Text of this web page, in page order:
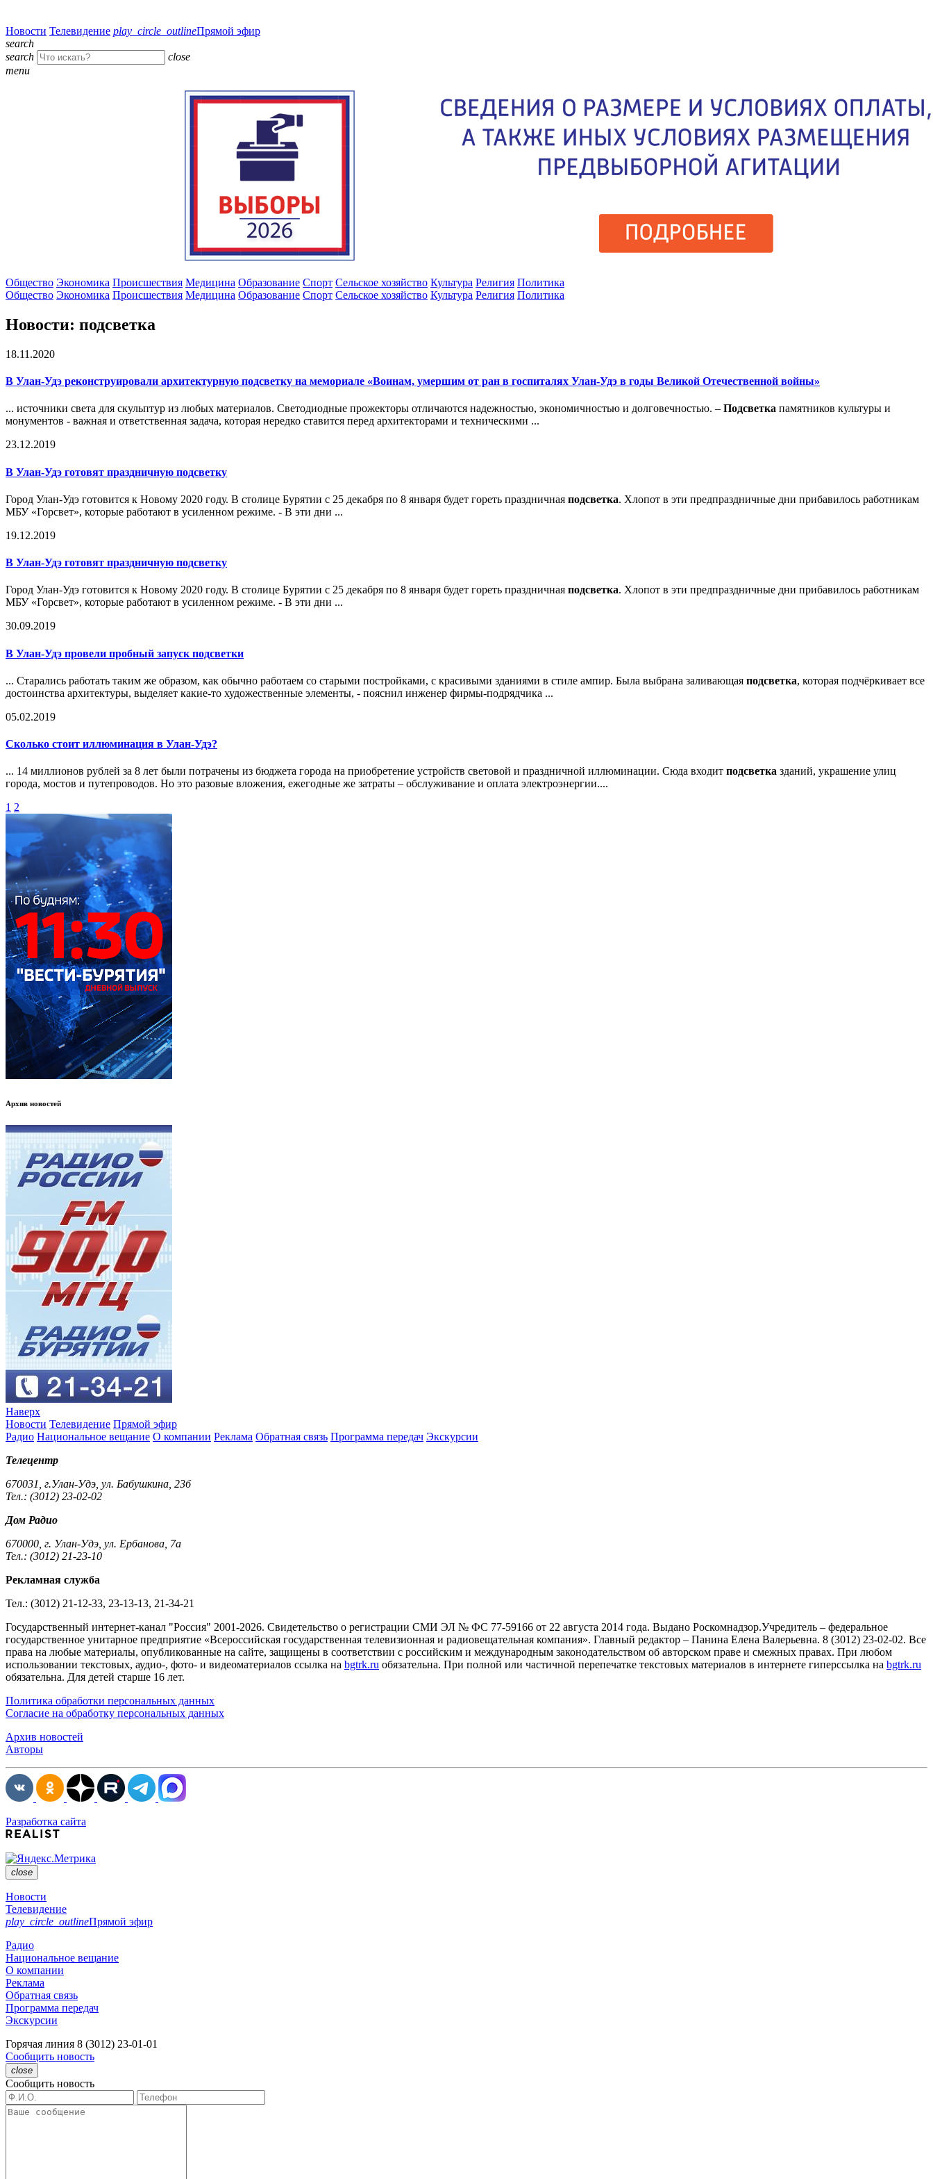
Новости Телевидение play_circle_outlineПрямой эфир
search
search
close
menu
Общество Экономика Происшествия Медицина Образование Спорт Сельское хозяйство Культура Религия Политика
Общество Экономика Происшествия Медицина Образование Спорт Сельское хозяйство Культура Религия Политика
Новости: подсветка
18.11.2020
В Улан-Удэ реконструировали архитектурную подсветку на мемориале «Воинам, умершим от ран в госпиталях Улан-Удэ в годы Великой Отечественной войны»
... источники света для скульптур из любых материалов. Светодиодные прожекторы отличаются надежностью, экономичностью и долговечностью. – Подсветка памятников культуры и
монументов - важная и ответственная задача, которая нередко ставится перед архитекторами и техническими ...
23.12.2019
В Улан-Удэ готовят праздничную подсветку
Город Улан-Удэ готовится к Новому 2020 году. В столице Бурятии с 25 декабря по 8 января будет гореть праздничная подсветка. Хлопот в эти предпраздничные дни прибавилось работникам
МБУ «Горсвет», которые работают в усиленном режиме. - В эти дни ...
19.12.2019
В Улан-Удэ готовят праздничную подсветку
Город Улан-Удэ готовится к Новому 2020 году. В столице Бурятии с 25 декабря по 8 января будет гореть праздничная подсветка. Хлопот в эти предпраздничные дни прибавилось работникам
МБУ «Горсвет», которые работают в усиленном режиме. - В эти дни ...
30.09.2019
В Улан-Удэ провели пробный запуск подсветки
... Старались работать таким же образом, как обычно работаем со старыми постройками, с красивыми зданиями в стиле ампир. Была выбрана заливающая подсветка, которая подчёркивает все
достоинства архитектуры, выделяет какие-то художественные элементы, - пояснил инженер фирмы-подрядчика ...
05.02.2019
Сколько стоит иллюминация в Улан-Удэ?
... 14 миллионов рублей за 8 лет были потрачены из бюджета города на приобретение устройств световой и праздничной иллюминации. Сюда входит подсветка зданий, украшение улиц
города, мостов и путепроводов. Но это разовые вложения, ежегодные же затраты – обслуживание и оплата электроэнергии....
1 2
Архив новостей
Наверх
Новости Телевидение Прямой эфир
Радио Национальное вещание О компании Реклама Обратная связь Программа передач Экскурсии
Телецентр
670031, г.Улан-Удэ, ул. Бабушкина, 23б
Тел.: (3012) 23-02-02
Дом Радио
670000, г. Улан-Удэ, ул. Ербанова, 7а
Тел.: (3012) 21-23-10
Рекламная служба
Тел.: (3012) 21-12-33, 23-13-13, 21-34-21
Государственный интернет-канал "Россия" 2001-2026. Cвидетельство о регистрации СМИ ЭЛ № ФС 77-59166 от 22 августа 2014 года. Выдано Роскомнадзор.Учредитель – федеральное
государственное унитарное предприятие «Всероссийская государственная телевизионная и радиовещательная компания». Главный редактор – Панина Елена Валерьевна. 8 (3012) 23-02-02. Все
права на любые материалы, опубликованные на сайте, защищены в соответствии с российским и международным законодательством об авторском праве и смежных правах. При любом
использовании текстовых, аудио-, фото- и видеоматериалов ссылка на bgtrk.ru обязательна. При полной или частичной перепечатке текстовых материалов в интернете гиперссылка на bgtrk.ru
обязательна. Для детей старше 16 лет.
Политика обработки персональных данных
Согласие на обработку персональных данных
Архив новостей
Авторы
Разработка сайта
close
Новости
Телевидение
play_circle_outlineПрямой эфир
Радио
Национальное вещание
О компании
Реклама
Обратная связь
Программа передач
Экскурсии
Горячая линия 8 (3012) 23-01-01
Сообщить новость
close
Сообщить новость